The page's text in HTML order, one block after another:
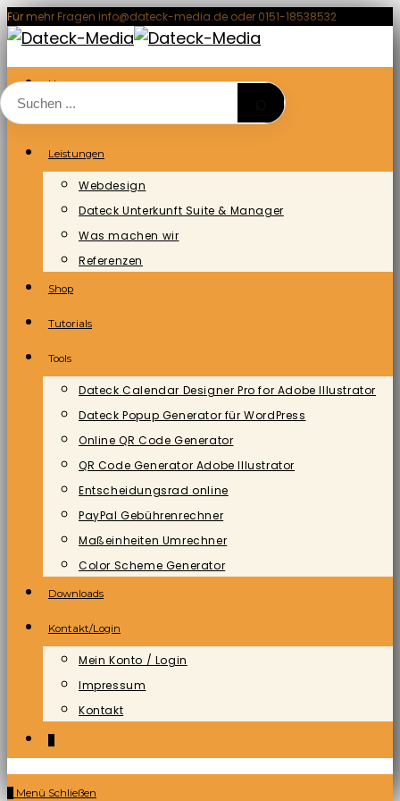
Zum
Inhalt
springen
Für mehr Fragen info@dateck-media.de oder 0151-18538532
Home
Leistungen
Webdesign
Dateck Unterkunft Suite & Manager
Was machen wir
Referenzen
Shop
Tutorials
Tools
Dateck Calendar Designer Pro for Adobe Illustrator
Dateck Popup Generator für WordPress
Online QR Code Generator
QR Code Generator Adobe Illustrator
Entscheidungsrad online
PayPal Gebührenrechner
Maßeinheiten Umrechner
Color Scheme Generator
Downloads
Kontakt/Login
Mein Konto / Login
Impressum
Kontakt
Menü Schließen